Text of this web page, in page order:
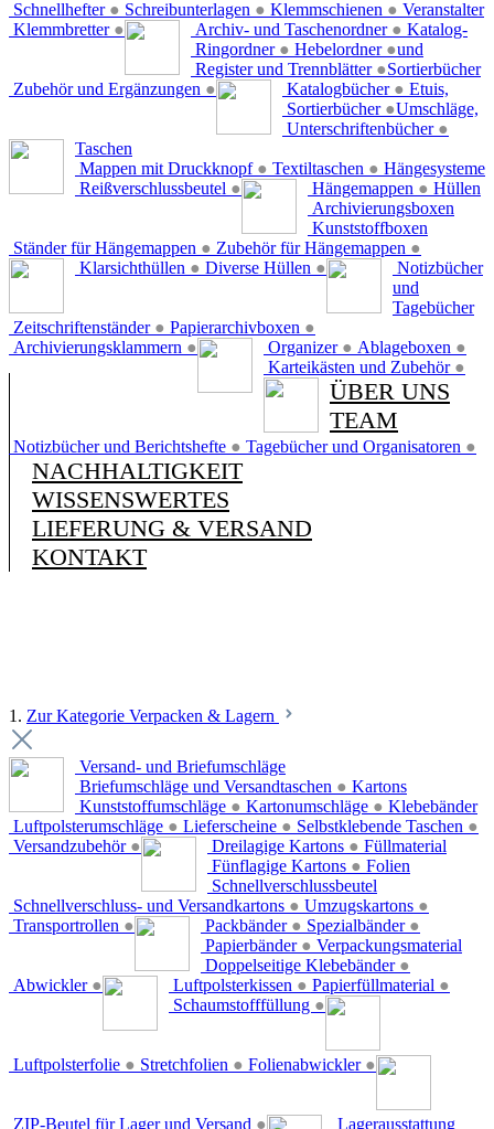
Schnellhefter ● Schreibunterlagen ● Klemmschienen ●
Klemmbretter ●
Veranstalter
Archiv- und Taschenordner ●
Ringordner ● Hebelordner ●
Register und Trennblätter ●
Zubehör und Ergänzungen ●
Katalog-
und
Sortierbücher
Katalogbücher ●
Sortierbücher ●
Unterschriftenbücher ●
Etuis,
Umschläge,
Taschen
Mappen mit Druckknopf ● Textiltaschen ●
Reißverschlussbeutel ●
Hängesysteme
Hängemappen ●
Ständer für Hängemappen ● Zubehör für Hängemappen ●
Hüllen
Klarsichthüllen ● Diverse Hüllen ●
Archivierungsboxen
Zeitschriftenständer ● Papierarchivboxen ●
Archivierungsklammern ●
Kunststoffboxen
Organizer ● Ablageboxen ●
Karteikästen und Zubehör ●
Notizbücher
und
Tagebücher
Notizbücher und Berichtshefte ● Tagebücher und Organisatoren ●
ÜBER UNS
TEAM
NACHHALTIGKEIT
WISSENSWERTES
LIEFERUNG & VERSAND
KONTAKT
1. Zur Kategorie Verpacken & Lagern
Versand- und Briefumschläge
Briefumschläge und Versandtaschen ●
Kunststoffumschläge ● Kartonumschläge ●
Luftpolsterumschläge ● Lieferscheine ● Selbstklebende Taschen ●
Versandzubehör ●
Kartons
Dreilagige Kartons ●
Fünflagige Kartons ●
Schnellverschluss- und Versandkartons ● Umzugskartons ●
Transportrollen ●
Klebebänder
Packbänder ● Spezialbänder ●
Papierbänder ●
Doppelseitige Klebebänder ●
Abwickler ●
Füllmaterial
Luftpolsterkissen ● Papierfüllmaterial ●
Schaumstofffüllung ●
Folien
Luftpolsterfolie ● Stretchfolien ● Folienabwickler ●
Schnellverschlussbeutel
ZIP-Beutel für Lager und Versand ●
Verpackungsmaterial
Lagerausstattung